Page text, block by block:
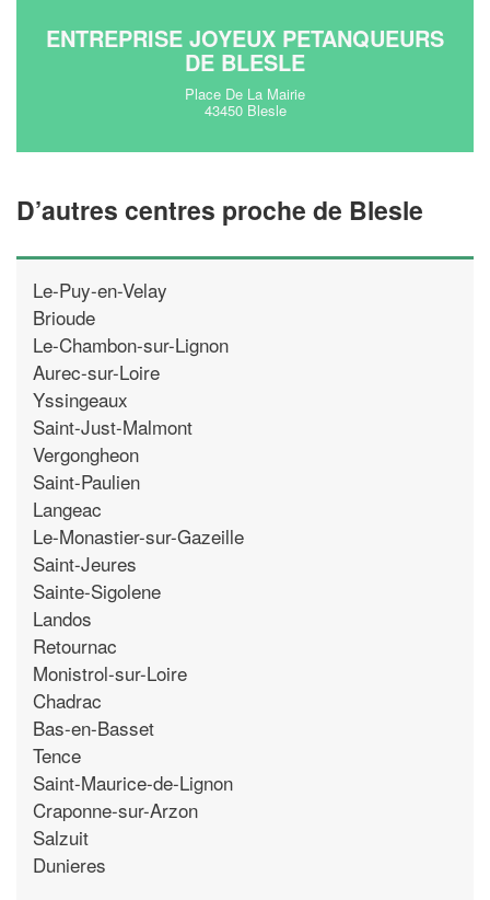
ENTREPRISE JOYEUX PETANQUEURS
DE BLESLE
Place De La Mairie
43450 Blesle
D’autres centres proche de Blesle
Le-Puy-en-Velay
Brioude
Le-Chambon-sur-Lignon
Aurec-sur-Loire
Yssingeaux
Saint-Just-Malmont
Vergongheon
Saint-Paulien
Langeac
Le-Monastier-sur-Gazeille
Saint-Jeures
Sainte-Sigolene
Landos
Retournac
Monistrol-sur-Loire
Chadrac
Bas-en-Basset
Tence
Saint-Maurice-de-Lignon
Craponne-sur-Arzon
Salzuit
Dunieres